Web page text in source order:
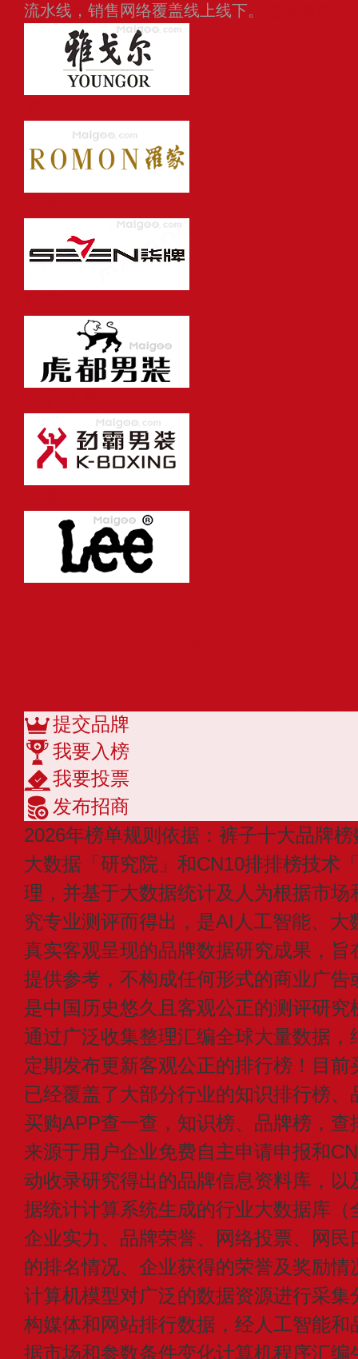
流水线，销售网络覆盖线上线下。
提交品牌
我要入榜
我要投票
发布招商
2026年榜单规则依据：裤子十大品牌
大数据「研究院」和CN10排排榜技术
理，并基于大数据统计及人为根据市
究专业测评而得出，是AI人工智能、
真实客观呈现的品牌数据研究成果，
提供参考，不构成任何形式的商业广
是中国历史悠久且客观公正的测评研
通过广泛收集整理汇编全球大量数据
定期发布更新客观公正的排行榜！目
已经覆盖了大部分行业的知识排行榜
买购APP查一查，知识榜、品牌榜，
来源于用户企业免费自主申请申报和
动收录研究得出的品牌信息资料库，
据统计计算系统生成的行业大数据库
企业实力、品牌荣誉、网络投票、网
的排名情况、企业获得的荣誉及奖励
计算机模型对广泛的数据资源进行采
构媒体和网站排行数据，经人工智能
据市场和参数条件变化计算机程序汇